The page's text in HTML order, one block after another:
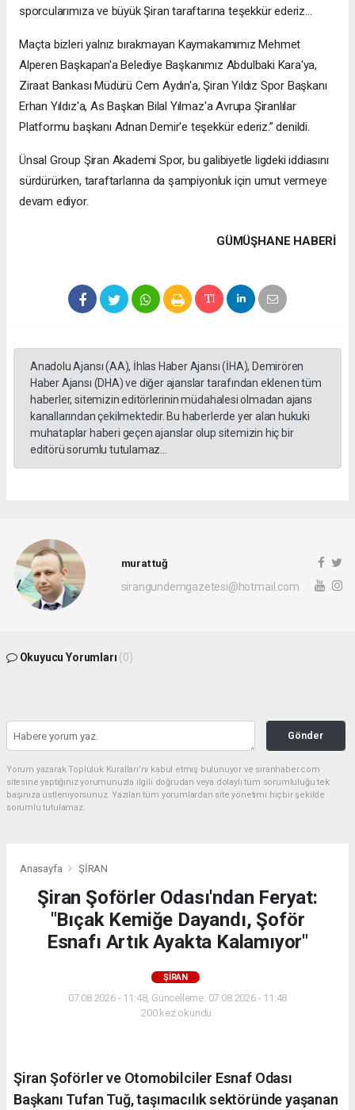
sporcularımıza ve büyük Şiran taraftarına teşekkür ederiz...
Maçta bizleri yalnız bırakmayan Kaymakamımız Mehmet
Alperen Başkapan'a Belediye Başkanımız Abdulbaki Kara'ya,
Ziraat Bankası Müdürü Cem Aydın'a, Şiran Yıldız Spor Başkanı
Erhan Yıldız'a, As Başkan Bilal Yılmaz'a Avrupa Şiranlılar
Platformu başkanı Adnan Demir'e teşekkür ederiz.” denildi.
Ünsal Group Şiran Akademi Spor, bu galibiyetle ligdeki iddiasını
sürdürürken, taraftarlarına da şampiyonluk için umut vermeye
devam ediyor.
GÜMÜŞHANE HABERİ
Anadolu Ajansı (AA), İhlas Haber Ajansı (İHA), Demirören
Haber Ajansı (DHA) ve diğer ajanslar tarafından eklenen tüm
haberler, sitemizin editörlerinin müdahalesi olmadan ajans
kanallarından çekilmektedir. Bu haberlerde yer alan hukuki
muhataplar haberi geçen ajanslar olup sitemizin hiç bir
editörü sorumlu tutulamaz...
murat tuğ
sirangundemgazetesi@hotmail.com
Okuyucu Yorumları (0)
Gönder
Yorum yazarak Topluluk Kuralları’nı kabul etmiş bulunuyor ve siranhaber.com
sitesine yaptığınız yorumunuzla ilgili doğrudan veya dolaylı tüm sorumluluğu tek
başınıza üstleniyorsunuz. Yazılan tüm yorumlardan site yönetimi hiçbir şekilde
sorumlu tutulamaz.
Anasayfa ŞİRAN
Şiran Şoförler Odası'ndan Feryat:
"Bıçak Kemiğe Dayandı, Şoför
Esnafı Artık Ayakta Kalamıyor"
ŞİRAN
07.08.2026 - 11:48, Güncelleme: 07.08.2026 - 11:48
200 kez okundu.
Şiran Şoförler ve Otomobilciler Esnaf Odası
Başkanı Tufan Tuğ, taşımacılık sektöründe yaşanan